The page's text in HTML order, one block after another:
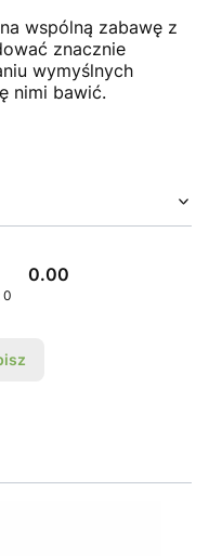
wspólną zabawę z
znacznie
wymyślnych
nimi bawić.
0.00
0